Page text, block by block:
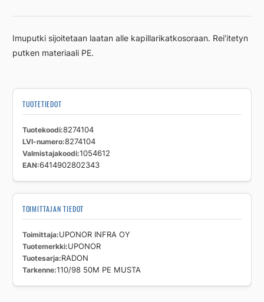
50M
MUSTA
määrä
Imuputki sijoitetaan laatan alle kapillarikatkosoraan. Rei’itetyn
putken materiaali PE.
TUOTETIEDOT
Tuotekoodi 8274104
LVI-numero 8274104
Valmistajakoodi 1054612
EAN 6414902802343
TOIMITTAJAN TIEDOT
Toimittaja UPONOR INFRA OY
Tuotemerkki UPONOR
Tuotesarja RADON
Tarkenne 110/98 50M PE MUSTA